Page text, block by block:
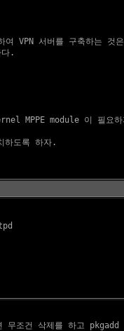
VPN 서버를 구축하는 것
.
MPPE module 이 필요하
하도록 하자.
무조건 삭제를 하고 pkgadd